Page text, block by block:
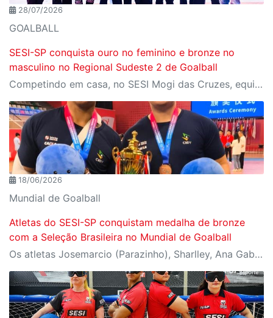
28/07/2026
GOALBALL
SESI-SP conquista ouro no feminino e bronze no
masculino no Regional Sudeste 2 de Goalball
Competindo em casa, no SESI Mogi das Cruzes, equipes do SESI-SP encerram a competição com duas medalhas e reforçam a tradição da instituição entre as principais forças do goalball brasileiro.
18/06/2026
Mundial de Goalball
Atletas do SESI-SP conquistam medalha de bronze
com a Seleção Brasileira no Mundial de Goalball
Os atletas Josemarcio (Parazinho), Sharlley, Ana Gabriely e Danielle Longhini defenderam a Seleção Brasileira de Goalball no Campeonato Mundial, realizado na China, conquistando uma medalha de bronze no masculino